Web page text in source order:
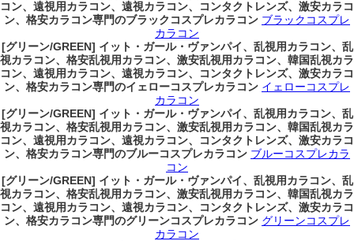
コン、遠視用カラコン、遠視カラコン、コンタクトレンズ、激安カラコ
ン、格安カラコン専門のブラックコスプレカラコン ブラックコスプレ
カラコン
[グリーン/GREEN] イット・ガール・ヴァンパイ、乱視用カラコン、乱
視カラコン、格安乱視用カラコン、激安乱視用カラコン、韓国乱視カラ
コン、遠視用カラコン、遠視カラコン、コンタクトレンズ、激安カラコ
ン、格安カラコン専門のイェローコスプレカラコン イェローコスプレ
カラコン
[グリーン/GREEN] イット・ガール・ヴァンパイ、乱視用カラコン、乱
視カラコン、格安乱視用カラコン、激安乱視用カラコン、韓国乱視カラ
コン、遠視用カラコン、遠視カラコン、コンタクトレンズ、激安カラコ
ン、格安カラコン専門のブルーコスプレカラコン ブルーコスプレカラ
コン
[グリーン/GREEN] イット・ガール・ヴァンパイ、乱視用カラコン、乱
視カラコン、格安乱視用カラコン、激安乱視用カラコン、韓国乱視カラ
コン、遠視用カラコン、遠視カラコン、コンタクトレンズ、激安カラコ
ン、格安カラコン専門のグリーンコスプレカラコン グリーンコスプレ
カラコン